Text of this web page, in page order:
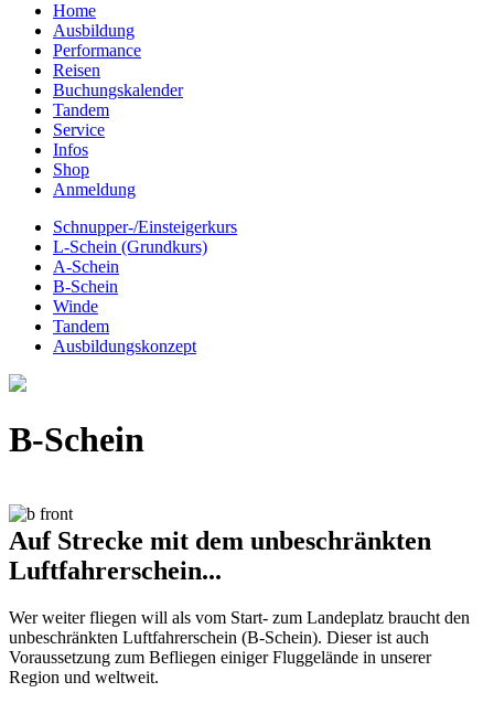
Home
Ausbildung
Performance
Reisen
Buchungskalender
Tandem
Service
Infos
Shop
Anmeldung
Schnupper-/Einsteigerkurs
L-Schein (Grundkurs)
A-Schein
B-Schein
Winde
Tandem
Ausbildungskonzept
B-Schein
Auf Strecke mit dem unbeschränkten
Luftfahrerschein...
Wer weiter fliegen will als vom Start- zum Landeplatz braucht den
unbeschränkten Luftfahrerschein (B-Schein). Dieser ist auch
Voraussetzung zum Befliegen einiger Fluggelände in unserer
Region und weltweit.